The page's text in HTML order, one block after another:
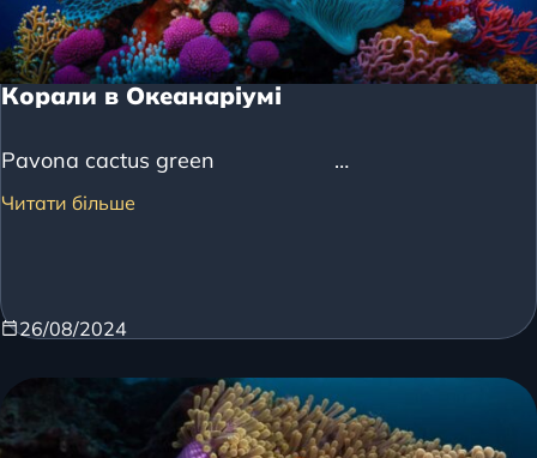
Корали в Океанаріумі
Pavona cactus green …
Читати більше
26/08/2024